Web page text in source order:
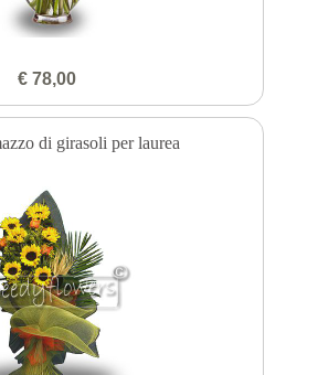
€ 78,00
di girasoli per laurea